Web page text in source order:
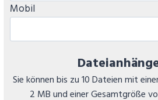
Mobil
Sie können bis zu 10 Dateien mit
2 MB und einer Gesamtgröße